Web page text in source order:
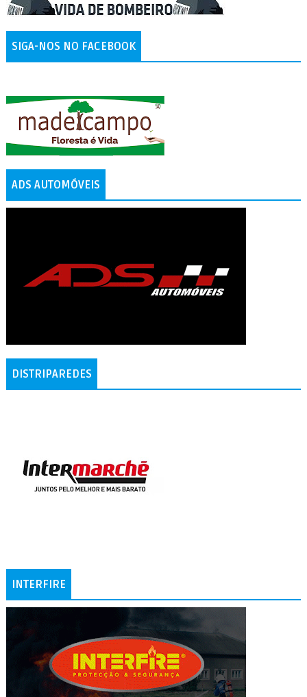
SIGA-NOS NO FACEBOOK
ADS AUTOMÓVEIS
DISTRIPAREDES
INTERFIRE